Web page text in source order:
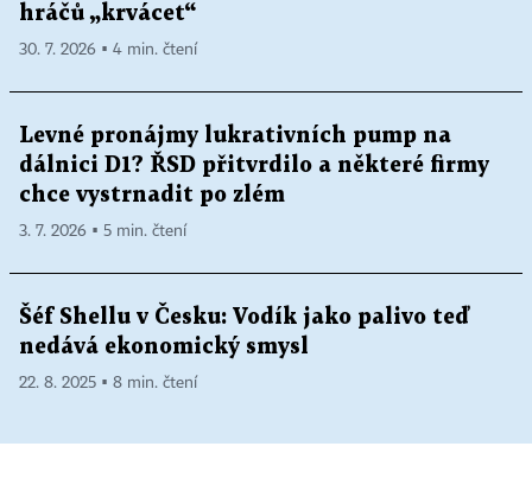
hráčů „krvácet“
30. 7. 2026 ▪ 4 min. čtení
Levné pronájmy lukrativních pump na
dálnici D1? ŘSD přitvrdilo a některé firmy
chce vystrnadit po zlém
3. 7. 2026 ▪ 5 min. čtení
Šéf Shellu v Česku: Vodík jako palivo teď
nedává ekonomický smysl
22. 8. 2025 ▪ 8 min. čtení